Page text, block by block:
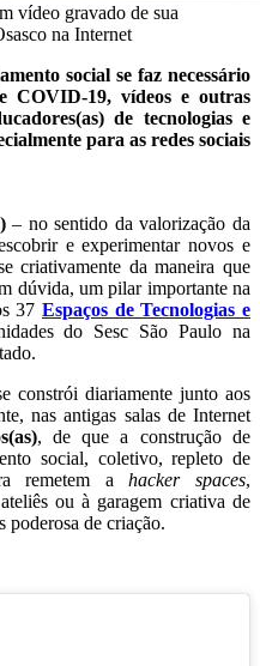
vídeo gravado de sua
na Internet
social se faz necessário
COVID-19, vídeos e outras
de tecnologias e
para as redes sociais
– no sentido da valorização da
e experimentar novos e
criativamente da maneira que
dúvida, um pilar importante na
37 Espaços de Tecnologias e
do Sesc São Paulo na
constrói diariamente junto aos
nas antigas salas de Internet
, de que a construção de
social, coletivo, repleto de
remetem ahacker spaces,
ou à garagem criativa de
poderosa de criação.